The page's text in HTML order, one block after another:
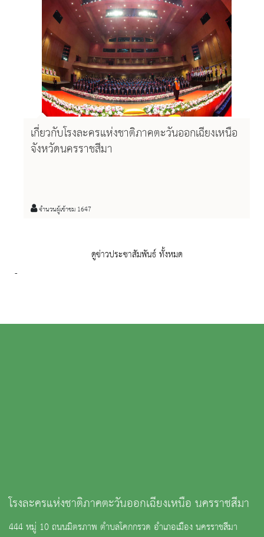
เกี่ยวกับโรงละครแห่งชาติภาคตะวันออกเฉียงเหนือ
จังหวัดนครราชสีมา
จำนวนผู้เข้าชม 1647
ดูข่าวประชาสัมพันธ์ ทั้งหมด
-
โรงละครแห่งชาติภาคตะวันออกเฉียงเหนือ นครราชสีมา
444 หมู่ 10 ถนนมิตรภาพ ตำบลโคกกรวด อำเภอเมือง นครราชสีมา